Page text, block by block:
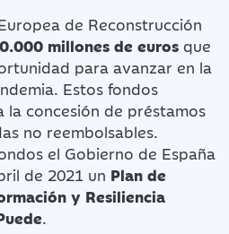
de Reconstrucción
millones de euros que
para avanzar en la
Estos fondos
la concesión de préstamos
no reembolsables.
el Gobierno de España
de 2021 un Plan de
y Resiliencia
.